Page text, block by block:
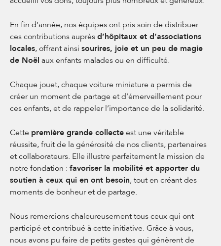
En fin d’année, nos équipes ont pris soin de distribuer
ces contributions auprès d’hôpitaux et d’associations
locales, offrant ainsi sourires, joie et un peu de magie
de Noël aux enfants malades ou en difficulté.
Chaque jouet, chaque voiture miniature a permis de
créer un moment de partage et d’émerveillement pour
ces enfants, et de rappeler l’importance de la solidarité.
Cette première grande collecte est une véritable
réussite, fruit de la générosité de nos clients, partenaires
et collaborateurs. Elle illustre parfaitement la mission de
notre fondation : favoriser la mobilité et apporter du
soutien à ceux qui en ont besoin, tout en créant des
moments de bonheur et de partage.
Nous remercions chaleureusement tous ceux qui ont
participé et contribué à cette initiative. Grâce à vous,
nous avons pu faire de petits gestes qui génèrent de